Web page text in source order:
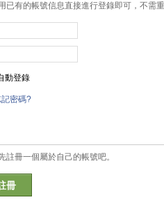
已有的帳號信息直接進行登錄即可，不需
動登錄
密碼?
冊一個屬於自己的帳號吧。
冊